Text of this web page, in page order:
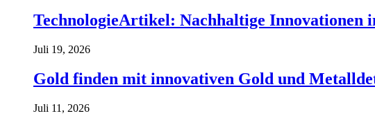
TechnologieArtikel: Nachhaltige Innovationen
Juli 19, 2026
Gold finden mit innovativen Gold und
Juli 11, 2026